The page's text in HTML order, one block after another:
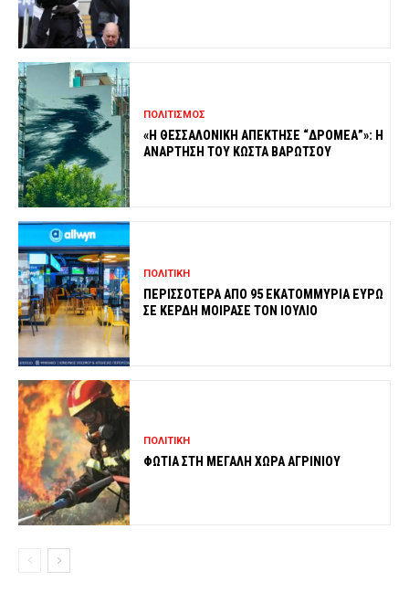
ΠΟΛΙΤΙΣΜΟΣ
«Η ΘΕΣΣΑΛΟΝΙΚΗ ΑΠΕΚΤΗΣΕ “ΔΡΟΜΕΑ”»: Η
ΑΝΑΡΤΗΣΗ ΤΟΥ ΚΩΣΤΑ ΒΑΡΩΤΣΟΥ
ΠΟΛΙΤΙΚΗ
ΠΕΡΙΣΣΟΤΕΡΑ ΑΠΟ 95 ΕΚΑΤΟΜΜΥΡΙΑ ΕΥΡΩ
ΣΕ ΚΕΡΔΗ ΜΟΙΡΑΣΕ ΤΟΝ ΙΟΥΛΙΟ
ΠΟΛΙΤΙΚΗ
ΦΩΤΙΑ ΣΤΗ ΜΕΓΑΛΗ ΧΩΡΑ ΑΓΡΙΝΙΟΥ